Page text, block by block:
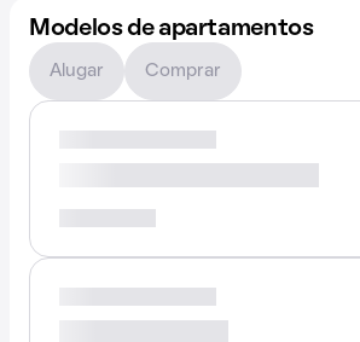
Modelos de apartamentos
Alugar Comprar